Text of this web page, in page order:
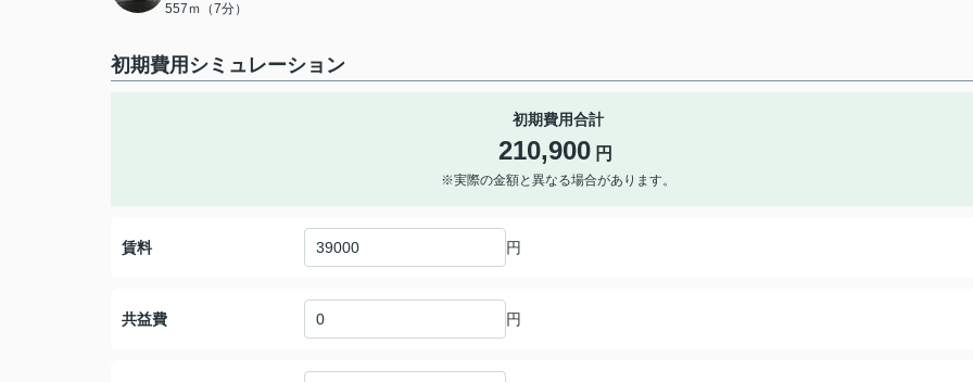
557ｍ（7分）
初期費用シミュレーション
初期費用合計
210,900 円
※実際の金額と異なる場合があります。
賃料 円
共益費 円